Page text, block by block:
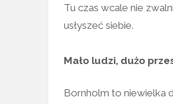
Tu czas wcale nie
usłyszeć siebie.
Mało ludzi, dużo
Bornholm to niewielka